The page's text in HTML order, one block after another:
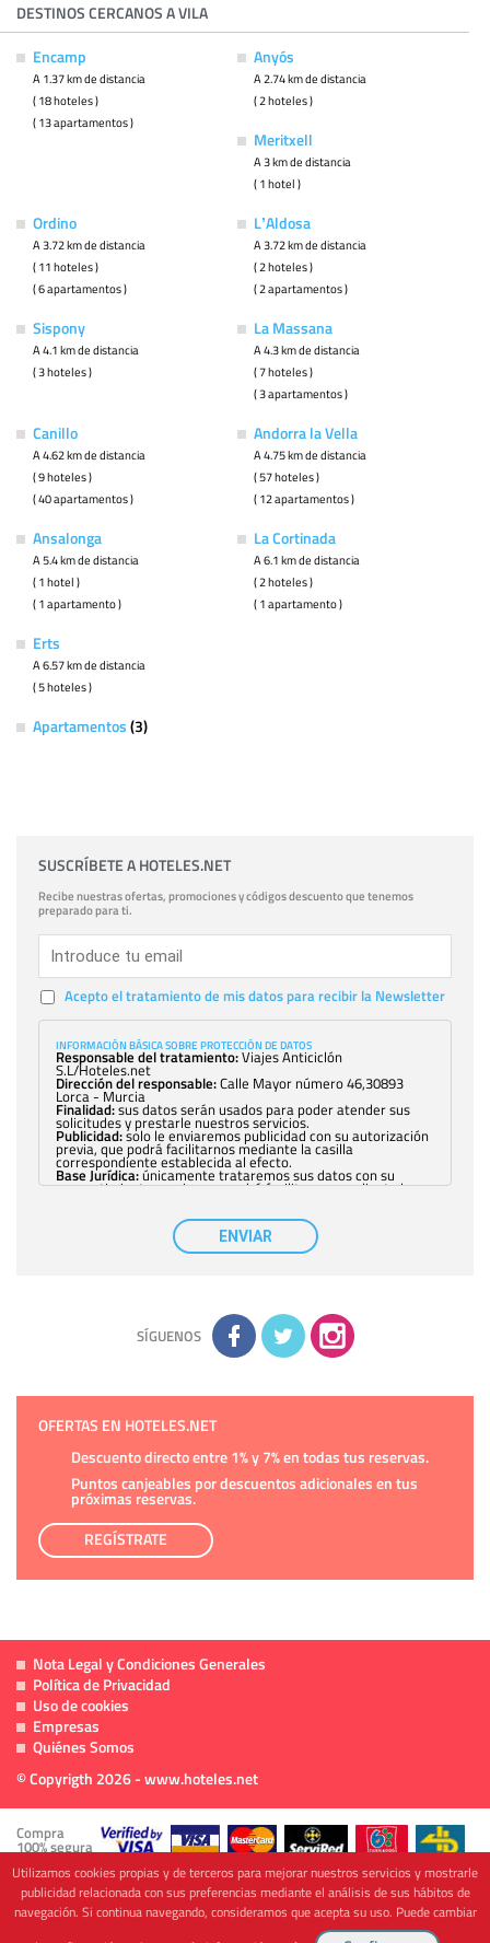
DESTINOS CERCANOS A VILA
Encamp
A 1.37 km de distancia
( 18 hoteles )
( 13 apartamentos )
Anyós
A 2.74 km de distancia
( 2 hoteles )
Meritxell
A 3 km de distancia
( 1 hotel )
Ordino
A 3.72 km de distancia
( 11 hoteles )
( 6 apartamentos )
LʼAldosa
A 3.72 km de distancia
( 2 hoteles )
( 2 apartamentos )
Sispony
A 4.1 km de distancia
( 3 hoteles )
La Massana
A 4.3 km de distancia
( 7 hoteles )
( 3 apartamentos )
Canillo
A 4.62 km de distancia
( 9 hoteles )
( 40 apartamentos )
Andorra la Vella
A 4.75 km de distancia
( 57 hoteles )
( 12 apartamentos )
Ansalonga
A 5.4 km de distancia
( 1 hotel )
( 1 apartamento )
La Cortinada
A 6.1 km de distancia
( 2 hoteles )
( 1 apartamento )
Erts
A 6.57 km de distancia
( 5 hoteles )
Apartamentos (3)
SUSCRÍBETE A HOTELES.NET
Recibe nuestras ofertas, promociones y códigos descuento que tenemos
preparado para ti.
Acepto el tratamiento de mis datos para recibir la Newsletter
INFORMACIÓN BÁSICA SOBRE PROTECCIÓN DE DATOS
Responsable del tratamiento:Viajes Anticiclón
S.L/Hoteles.net
Dirección del responsable:Calle Mayor número 46,30893
Lorca - Murcia
Finalidad:sus datos serán usados para poder atender sus
solicitudes y prestarle nuestros servicios.
Publicidad:solo le enviaremos publicidad con su autorización
previa, que podrá facilitarnos mediante la casilla
correspondiente establecida al efecto.
Base Jurídica:únicamente trataremos sus datos con su
consentimiento previo, que podrá facilitarnos mediante la
con carácter general, sólo el personal de
nuestra entidad que esté debidamente autorizado podrá
tener conocimiento de la información que le pedimos. No se
comunicarán datos a terceros.
adicional y detallada sobre cómo tratamos sus datos en la
política de privacidad
ENVIAR
SÍGUENOS
OFERTAS EN HOTELES.NET
Descuento directo entre 1% y 7% en todas tus reservas.
Puntos canjeables por descuentos adicionales en tus
próximas reservas.
REGÍSTRATE
Nota Legal y Condiciones Generales
Política de Privacidad
Uso de cookies
Empresas
Quiénes Somos
© Copyrigth 2026 - www.hoteles.net
Compra
100% segura
Cofinanciado por
Utilizamos cookies propias y de terceros para mejorar nuestros servicios y mostrarle
publicidad relacionada con sus preferencias mediante el análisis de sus hábitos de
navegación. Si continua navegando, consideramos que acepta su uso. Puede cambiar